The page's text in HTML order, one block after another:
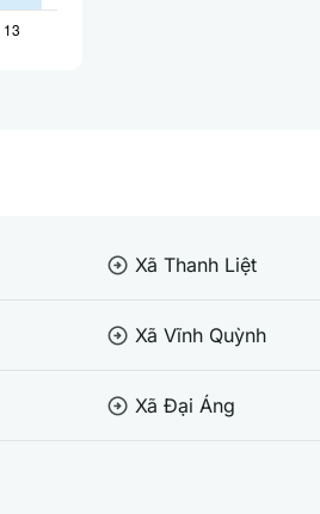
arrow_circle_right Xã Thanh Liệt
arrow_circle_right Xã Vĩnh Quỳnh
arrow_circle_right Xã Đại Áng